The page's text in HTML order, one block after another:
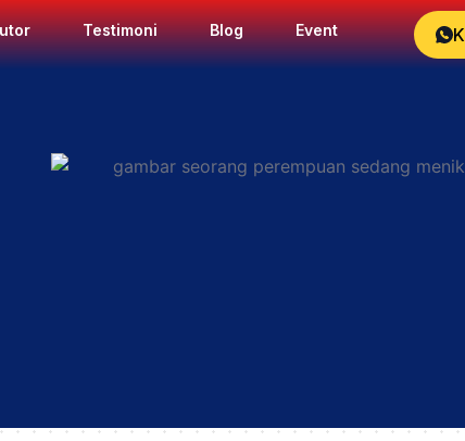
Testimoni Blog Event